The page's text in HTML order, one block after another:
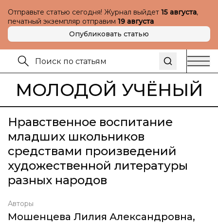
Отправьте статью сегодня! Журнал выйдет 15 августа,
печатный экземпляр отправим 19 августа
Опубликовать статью
МОЛОДОЙ УЧЁНЫЙ
Нравственное воспитание
младших школьников
средствами произведений
художественной литературы
разных народов
Авторы
Мошенцева Лилия Александровна,